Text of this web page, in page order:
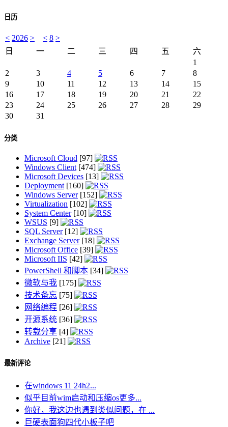
日历
< 2026 > < 8 >
日
一 二 三 四 五
六
1
2
3 4 5 6 7
8
9
10 11 12 13 14
15
16
17 18 19 20 21
22
23
24 25 26 27 28
29
30
31
分类
Microsoft Cloud [97]
Windows Client[474]
Microsoft Devices [13]
Deployment[160]
Windows Server[152]
Virtualization [102]
System Center[10]
WSUS [9]
SQL Server[12]
Exchange Server[18]
Microsoft Office [39]
Microsoft IIS [42]
PowerShell 和脚本 [34]
微软与我 [175]
技术备忘 [75]
网络编程 [26]
开源系统 [36]
转载分享 [4]
Archive [21]
最新评论
在windows 11 24h2...
似乎目前wim启动和压缩os更多...
你好，我这边也遇到类似问题，在 ...
巨硬表面狗四代小板子吧